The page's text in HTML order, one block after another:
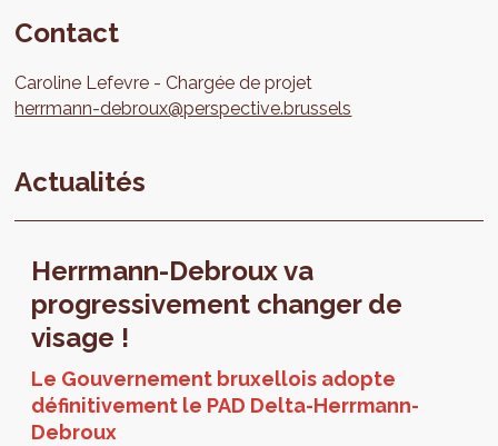
Contact
Caroline Lefevre
Chargée de projet
herrmann-debroux@perspective.brussels
Actualités
Herrmann-Debroux va
progressivement changer de
visage !
Le Gouvernement bruxellois adopte
définitivement le PAD Delta-Herrmann-
Debroux